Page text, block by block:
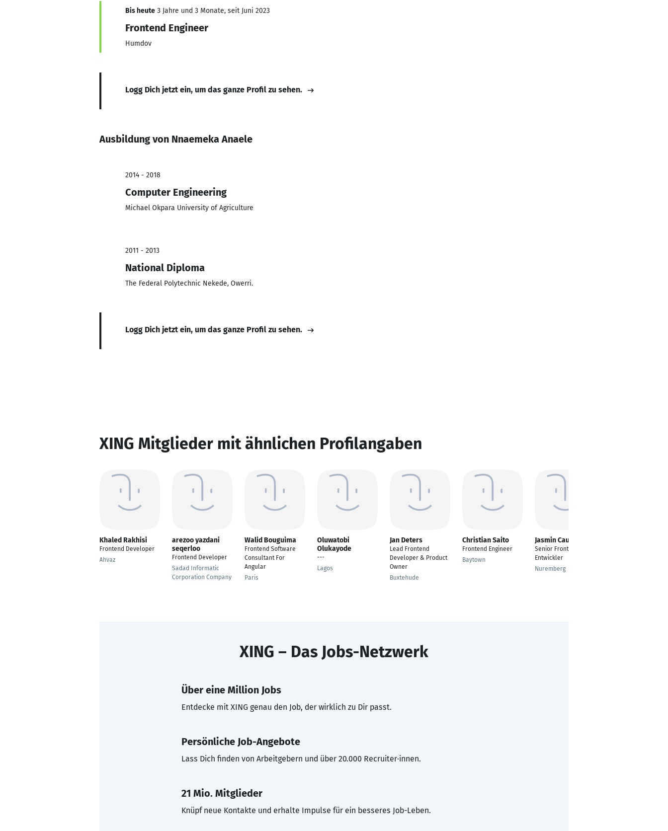
Bis heute 3 Jahre und 3 Monate, seit Juni 2023
Frontend Engineer
Humdov
Logg Dich jetzt ein, um das ganze Profil zu sehen.
Ausbildung von Nnaemeka Anaele
2014 - 2018
Computer Engineering
Michael Okpara University of Agriculture
2011 - 2013
National Diploma
The Federal Polytechnic Nekede, Owerri.
Logg Dich jetzt ein, um das ganze Profil zu sehen.
XING Mitglieder mit ähnlichen Profilangaben
Khaled Rakhisi
Frontend Developer
Ahvaz
arezoo yazdani
seqerloo
Frontend Developer
Sadad Informatic
Corporation Company
Walid Bouguima
Frontend Software
Consultant For
Angular
Paris
Oluwatobi
Olukayode
---
Lagos
Jan Deters
Lead Frontend
Developer & Product
Owner
Buxtehude
Christian Saito
Frontend Engineer
Baytown
Jasmin Causevic
Senior Frontend
Entwickler
Nuremberg
XING – Das Jobs-Netzwerk
Über eine Million Jobs
Entdecke mit XING genau den Job, der wirklich zu Dir passt.
Persönliche Job-Angebote
Lass Dich finden von Arbeitgebern und über 20.000 Recruiter·innen.
21 Mio. Mitglieder
Knüpf neue Kontakte und erhalte Impulse für ein besseres Job-Leben.